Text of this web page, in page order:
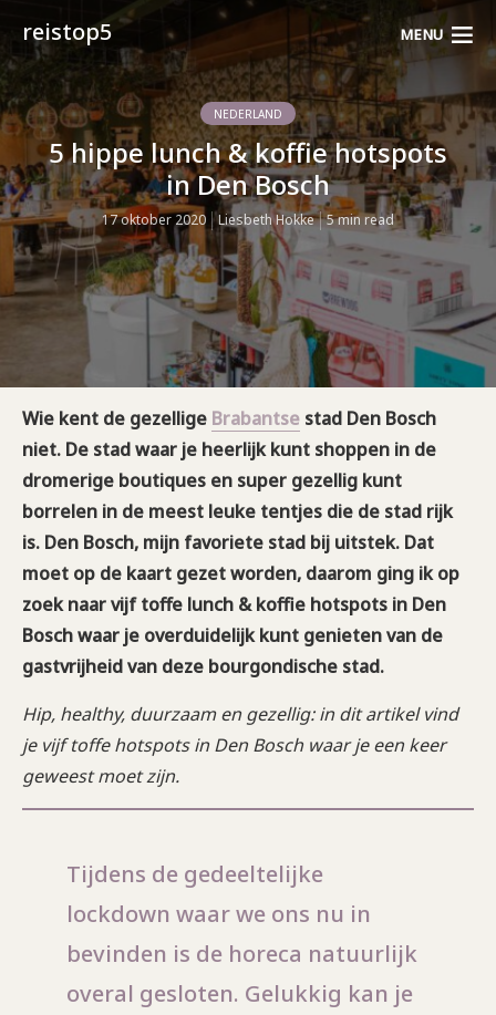
reistop5 MENU
NEDERLAND
5 hippe lunch & koffie hotspots
in Den Bosch
17 oktober 2020 Liesbeth Hokke 5 min read
Wie kent de gezellige Brabantse stad Den Bosch
niet. De stad waar je heerlijk kunt shoppen in de
dromerige boutiques en super gezellig kunt
borrelen in de meest leuke tentjes die de stad rijk
is. Den Bosch, mijn favoriete stad bij uitstek. Dat
moet op de kaart gezet worden, daarom ging ik op
zoek naar vijf toffe lunch & koffie hotspots in Den
Bosch waar je overduidelijk kunt genieten van de
gastvrijheid van deze bourgondische stad.
Hip, healthy, duurzaam en gezellig: in dit artikel vind
je vijf toffe hotspots in Den Bosch waar je een keer
geweest moet zijn.
Tijdens de gedeeltelijke
lockdown waar we ons nu in
bevinden is de horeca natuurlijk
overal gesloten. Gelukkig kan je